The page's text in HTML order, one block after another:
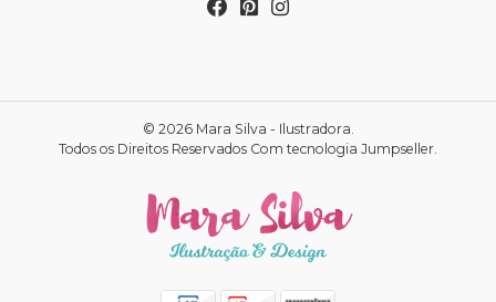
© 2026 Mara Silva - Ilustradora.
Todos os Direitos Reservados Com tecnologia Jumpseller.